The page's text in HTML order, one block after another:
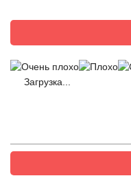
Загрузка...